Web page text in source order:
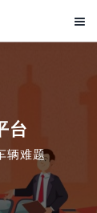

台
辆难题